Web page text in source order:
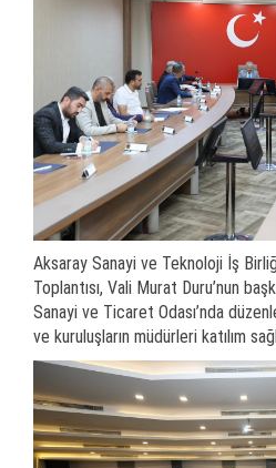
Aksaray Sanayi ve Teknoloji İş
Toplantısı, Vali Murat Duru’nun
Sanayi ve Ticaret Odası’nda
ve kuruluşların müdürleri katılım